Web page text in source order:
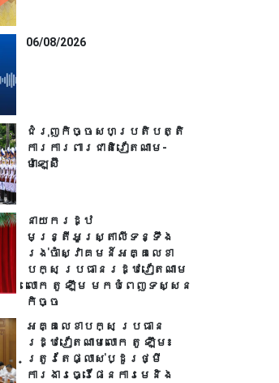
06/08/2026
ជំរុញកិច្ចសហប្រតិបត្តិ
ការការពារជាតិវៀតណាម-
ម៉ាឡេស៊ី
នាយករដ្ឋ
មន្ត្រីអូស្ត្រាលីទន្ទឹង
រង់ចាំស្វាគមន៍អគ្គលេខា
បក្ស ប្រធានរដ្ឋវៀតណាម
លោក តូ ឡឹម មកបំពេញទស្សន
កិច្ច
អគ្គលេខាបក្ស ប្រធាន
រដ្ឋវៀតណាមលោក តូ ឡឹម៖
ត្រូវតែផ្លាស់ប្ដូរថ្មី
ការងារធ្វើផែនការមេនិង